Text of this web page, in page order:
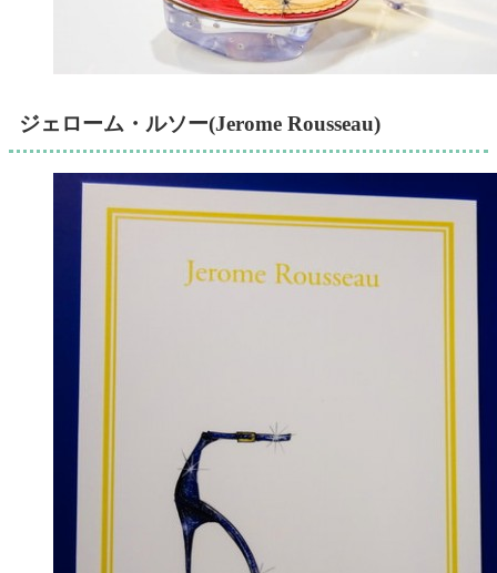
ジェローム・ルソー(Jerome Rousseau)